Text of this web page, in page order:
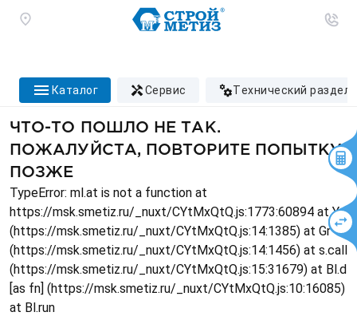
каталог сервис технический раздел
ЧТО-ТО ПОШЛО НЕ ТАК.
ПОЖАЛУЙСТА, ПОВТОРИТЕ ПОПЫТКУ
ПОЗЖЕ
TypeError: ml.at is not a function at
https://msk.smetiz.ru/_nuxt/CYtMxQtQ.js:1773:60894 at Ys
(https://msk.smetiz.ru/_nuxt/CYtMxQtQ.js:14:1385) at Gr
(https://msk.smetiz.ru/_nuxt/CYtMxQtQ.js:14:1456) at s.call
(https://msk.smetiz.ru/_nuxt/CYtMxQtQ.js:15:31679) at Bl.d
[as fn] (https://msk.smetiz.ru/_nuxt/CYtMxQtQ.js:10:16085)
at Bl.run